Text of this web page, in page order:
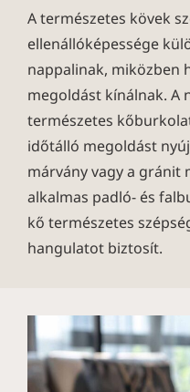
A természetes kövek
ellenállóképessége
nappalinak, miközben
megoldást kínálnak. A
természetes
időtálló megoldást
márvány vagy a gránit
alkalmas padló- és
kő természetes
hangulatot biztosít.